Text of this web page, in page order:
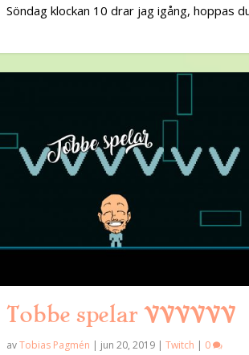
Söndag klockan 10 drar jag igång, hoppas
Tobbe spelar VVVVVV
avTobias Pagmén | jun 20, 2019 | Twitch | 0